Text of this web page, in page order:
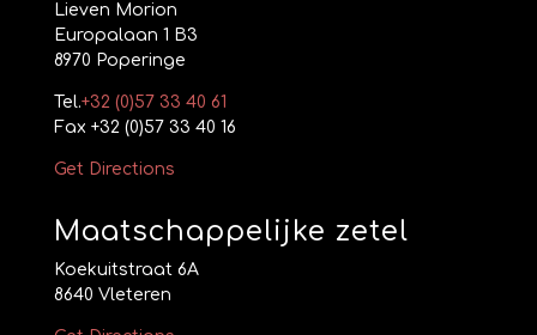
Lieven Morion
Europalaan 1 B3
8970 Poperinge
Tel.+32 (0)57 33 40 61
Fax +32 (0)57 33 40 16
Get Directions
Maatschappelijke zetel
Koekuitstraat 6A
8640 Vleteren